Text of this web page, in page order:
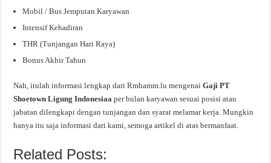
Mobil / Bus Jemputan Karyawan
Intensif Kehadiran
THR (Tunjangan Hari Raya)
Bonus Akhir Tahun
Nah, itulah informasi lengkap dari Rmhamm.lu mengenaiGaji PT
Shoetown Ligung Indonesiaaper bulan karyawan sesuai posisi atau
jabatan dilengkapi dengan tunjangan dan syarat melamar kerja. Mungkin
hanya itu saja informasi dari kami, semoga artikel di atas bermanfaat.
Related Posts: